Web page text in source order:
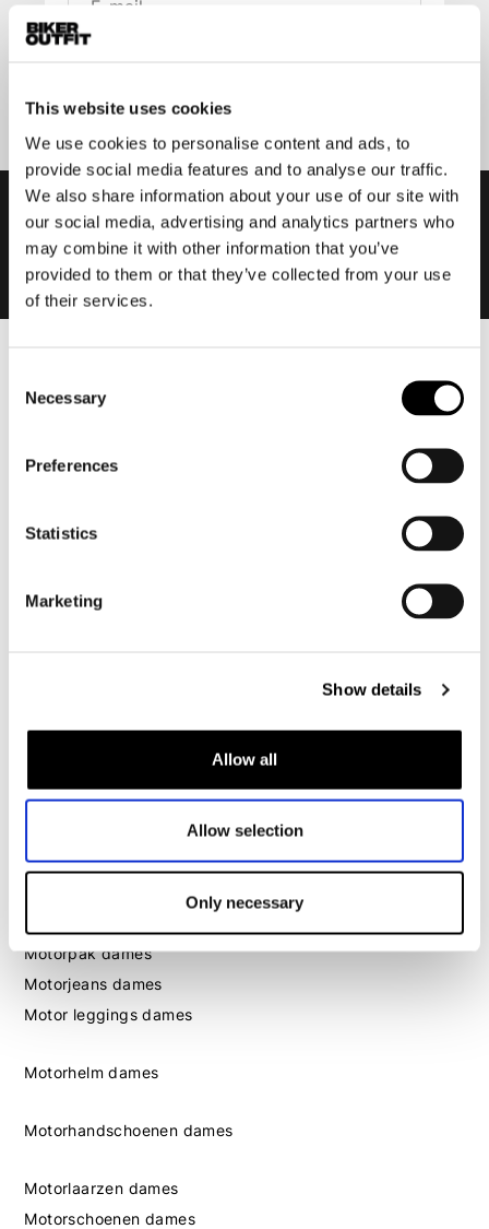
This website uses cookies
We use cookies to personalise content and ads, to
provide social media features and to analyse our traffic.
We also share information about your use of our site with
our social media, advertising and analytics partners who
may combine it with other information that you’ve
provided to them or that they’ve collected from your use
of their services.
Selection
Necessary
Preferences
Statistics
Marketing
Show details
Allow all
Allow selection
Only necessary
Motorkleding heren
Motorbroek heren
Motorjeans heren
Motorhelm heren
Motorlaarzen heren
Motorkleding dames
Motorpak dames
Motorjeans dames
Motor leggings dames
Motorhelm dames
Motorhandschoenen dames
Motorlaarzen dames
Motorschoenen dames